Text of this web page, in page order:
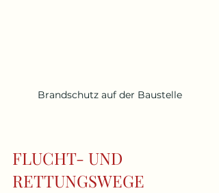
Brandschutz auf der Baustelle
FLUCHT- UND
RETTUNGSWEGE